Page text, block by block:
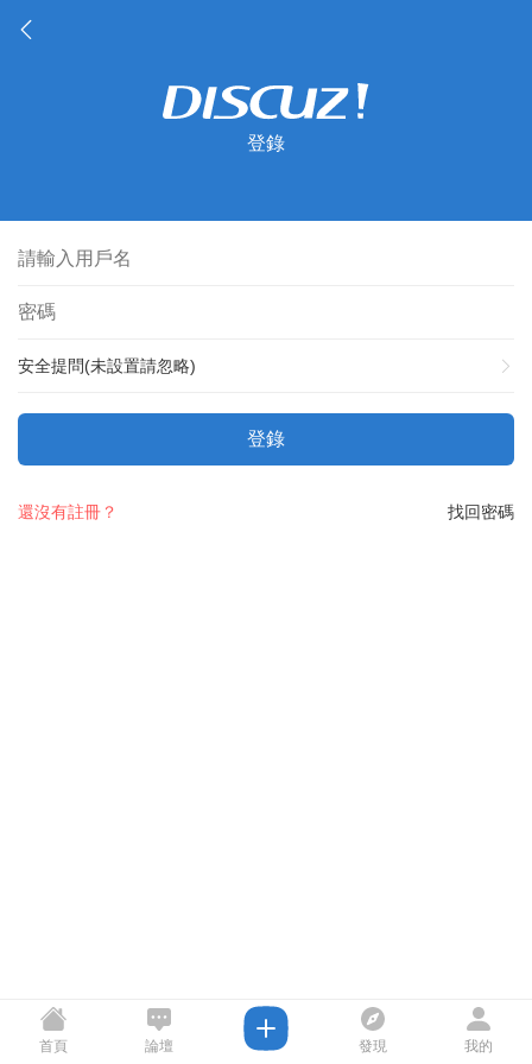
登錄
安全提問(未設置請忽略)
登錄
找回密碼
還沒有註冊？
首頁 論壇 發現 我的